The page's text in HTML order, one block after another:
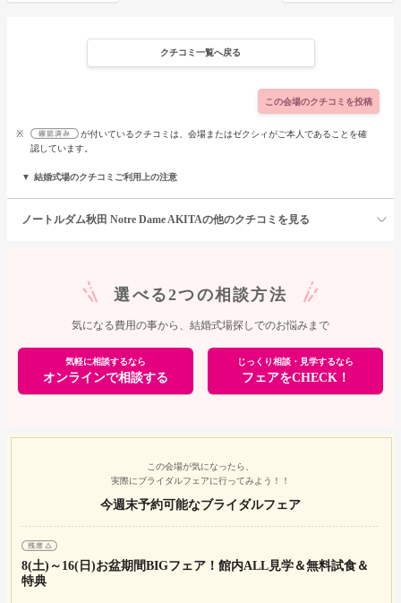
クチコミ一覧へ戻る
この会場のクチコミを投稿
※
が付いているクチコミは、会場またはゼクシィがご本人であることを確
認しています。
結婚式場のクチコミご利用上の注意
ノートルダム秋田 Notre Dame AKITAの他のクチコミを見る
選べる2つの相談方法
気になる費用の事から、結婚式場探しでのお悩みまで
気軽に相談するなら
オンラインで相談する
じっくり相談・見学するなら
フェアをCHECK！
この会場が気になったら、
実際にブライダルフェアに行ってみよう！！
今週末予約可能なブライダルフェア
8(土)～16(日)お盆期間BIGフェア！館内ALL見学＆無料試食＆
特典